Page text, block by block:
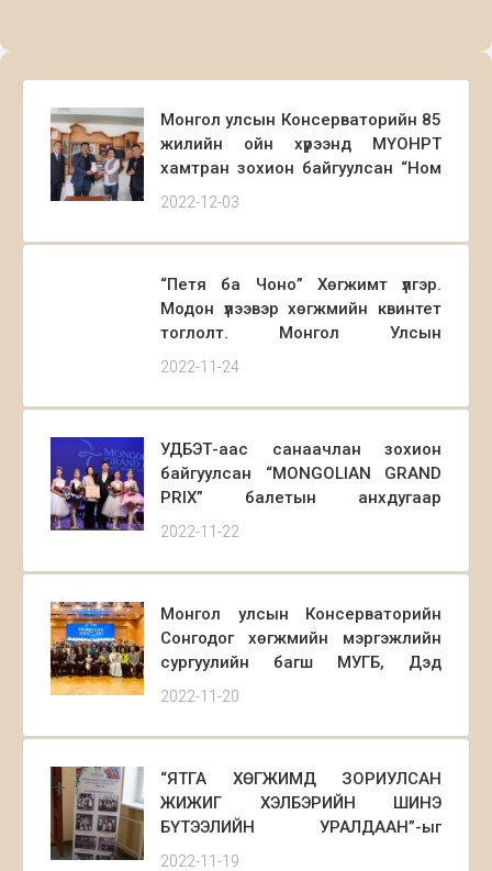
Монгол улсын Консерваторийн 85
жилийн ойн хүрээнд МҮОНРТ
хамтран зохион байгуулсан “Ном
хож” уралдаант цэнгээнт
ахлагчтай “Оюун урлаг” баг
номын санд гардуулан өглөө.
2022-12-03
“Петя ба Чоно” Хөгжимт үлгэр.
Модон үлээвэр хөгжмийн квинтет
тоглолт. Монгол Улсын
Консерваторийн СХМС,
сурагчдын анхны бие даасан
ирэхийг урьж байна.
2022-11-24
УДБЭТ-аас санаачлан зохион
байгуулсан “MONGOLIAN GRAND
PRIX” балетын анхдугаар
тэмцээний шилдгүүд тодорч
2022-11-22
Монгол улсын Консерваторийн
Сонгодог хөгжмийн мэргэжлийн
сургуулийн багш МУГБ, Дэд
профессор Б.Зоригтын удирдсан
сарын 18,19 өдрүүдэд Найруулга
зохион байгуулж үзэгч олныхоо
сонорыг мялаалаа.
2022-11-20
“ЯТГА ХӨГЖИМД ЗОРИУЛСАН
ЖИЖИГ ХЭЛБЭРИЙН ШИНЭ
БҮТЭЭЛИЙН УРАЛДААН”-ыг
зарлан, 2022 оны 11-р сарын 17-
2022-11-19